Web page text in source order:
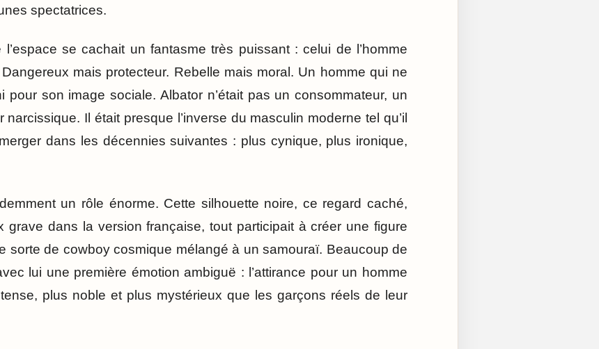
spectatrices.
se cachait un fantasme très puissant : celui de l’homme
mais protecteur. Rebelle mais moral. Un homme qui ne
son image sociale. Albator n’était pas un consommateur, un
Il était presque l’inverse du masculin moderne tel qu’il
dans les décennies suivantes : plus cynique, plus ironique,
un rôle énorme. Cette silhouette noire, ce regard caché,
grave dans la version française, tout participait à créer une figure
sorte de cowboy cosmique mélangé à un samouraï. Beaucoup de
lui une première émotion ambiguë : l’attirance pour un homme
plus noble et plus mystérieux que les garçons réels de leur